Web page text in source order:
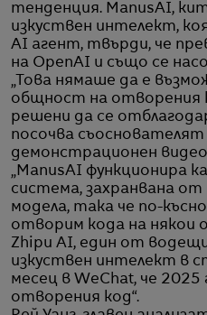
тенденция. ManusAI,
изкуствен интелект,
AI агент, твърди, че
на OpenAI и също се
„Това нямаше да е
общност на отворения
решени да се
посочва
демонстрационен
„ManusAI функционира
система, захранвана от
модела, така че по-
отворим кода на някои
Zhipu AI, един от
изкуствен интелект в
месец в WeChat, че
отворения код“.